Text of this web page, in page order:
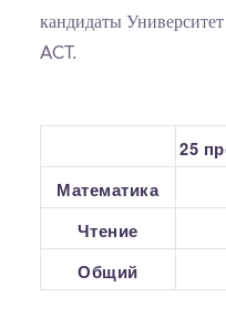
кандидаты
ACT.
25
Математика
Чтение
Общий